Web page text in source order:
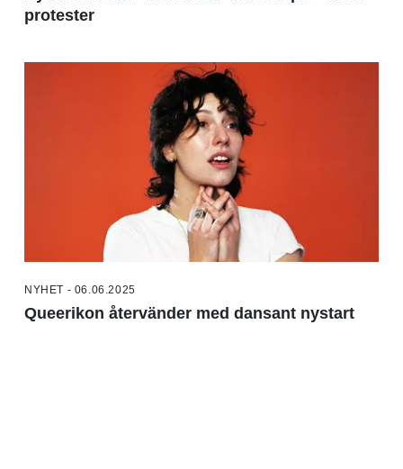
protester
NYHET - 06.06.2025
Queerikon återvänder med dansant nystart